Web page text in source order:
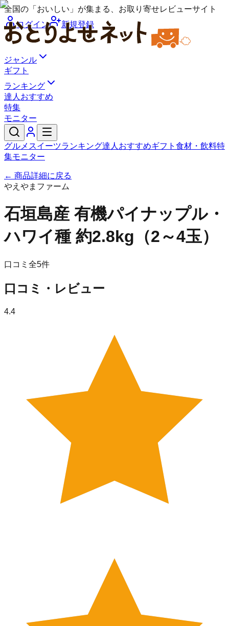
全国の「おいしい」が集まる、お取り寄せレビューサイト
ログイン
新規登録
ジャンル
ギフト
ランキング
達人おすすめ
特集
モニター
グルメ スイーツランキング達人おすすめギフト 食材・飲料特
集モニター
← 商品詳細に戻る
やえやまファーム
石垣島産 有機パイナップル・
ハワイ種 約2.8kg（2～4玉）
口コミ全5件
口コミ・レビュー
4.4